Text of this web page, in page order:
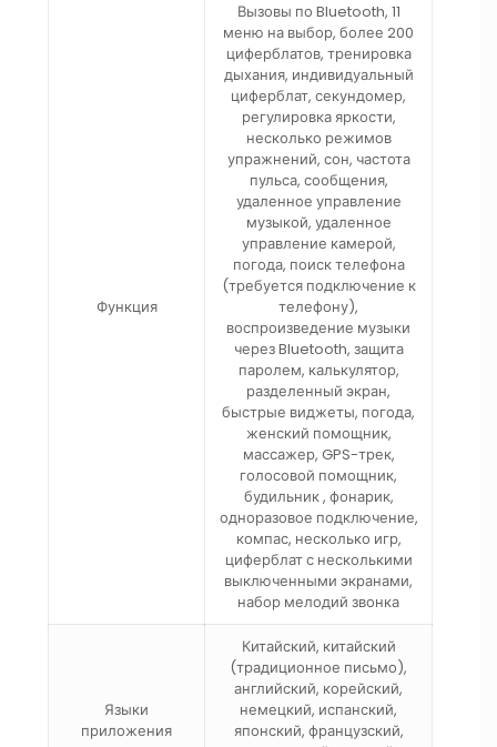
Функция
Вызовы по Bluetooth, 11
меню на выбор, более 200
циферблатов, тренировка
дыхания, индивидуальный
циферблат, секундомер,
регулировка яркости,
несколько режимов
упражнений, сон, частота
пульса, сообщения,
удаленное управление
музыкой, удаленное
управление камерой,
погода, поиск телефона
(требуется подключение к
телефону),
воспроизведение музыки
через Bluetooth, защита
паролем, калькулятор,
разделенный экран,
быстрые виджеты, погода,
женский помощник,
массажер, GPS-трек,
голосовой помощник,
будильник , фонарик,
одноразовое подключение,
компас, несколько игр,
циферблат с несколькими
выключенными экранами,
набор мелодий звонка
Языки
приложения
Китайский, китайский
(традиционное письмо),
английский, корейский,
немецкий, испанский,
японский, французский,